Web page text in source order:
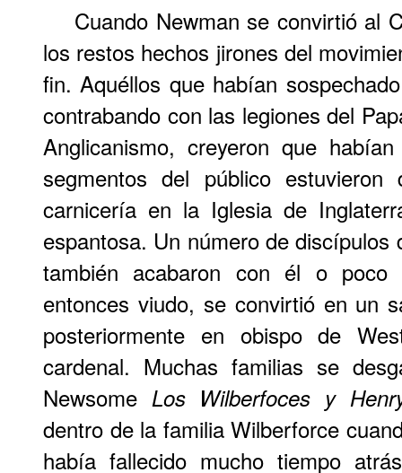
Cuando Newman se convirtió al
los restos hechos jirones del
fin. Aquéllos que habían
contrabando con las legiones del
Anglicanismo, creyeron que
segmentos del público
carnicería en la Iglesia de
espantosa. Un número de
también acabaron con él o poco
entonces viudo, se convirtió en un
posteriormente en obispo de
cardenal. Muchas familias se
Newsome Los Wilberfoces y
dentro de la familia Wilberforce
había fallecido mucho tiempo